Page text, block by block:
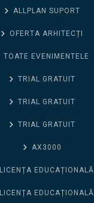
ALLPLAN SUPORT
OFERTA ARHITECȚI
TOATE EVENIMENTELE
TRIAL GRATUIT
TRIAL GRATUIT
TRIAL GRATUIT
AX3000
LICENȚA EDUCAȚIONALĂ
LICENȚA EDUCAȚIONALĂ